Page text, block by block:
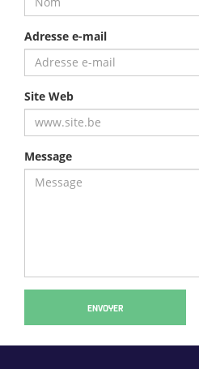
Adresse e-mail
Site Web
Message
ENVOYER